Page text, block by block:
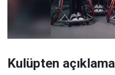
Kulüpten açıklama